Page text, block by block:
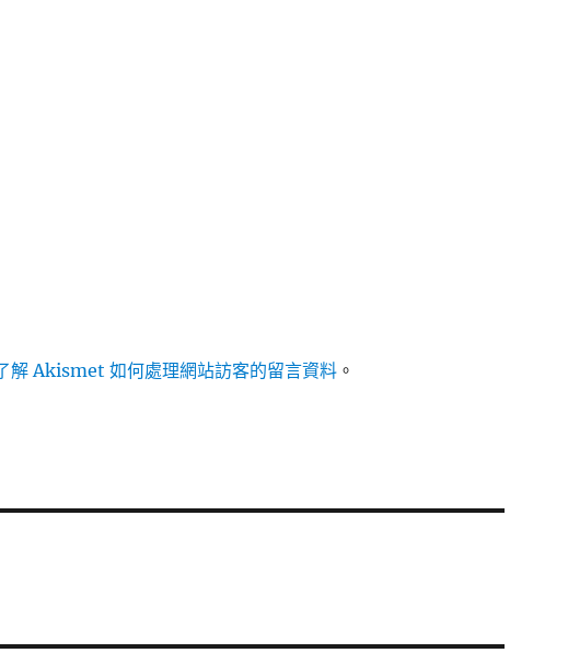
解 Akismet 如何處理網站訪客的留言資料 。